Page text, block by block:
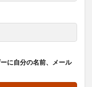
に自分の名前、メール